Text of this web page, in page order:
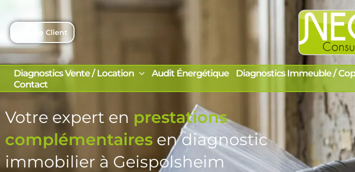
contenuEspace Client
Diagnostics Vente / Location Audit Énergétique Diagnostics Immeuble /
Contact
Votre expert en prestations
complémentaires en diagnostic
immobilier à Geispolsheim